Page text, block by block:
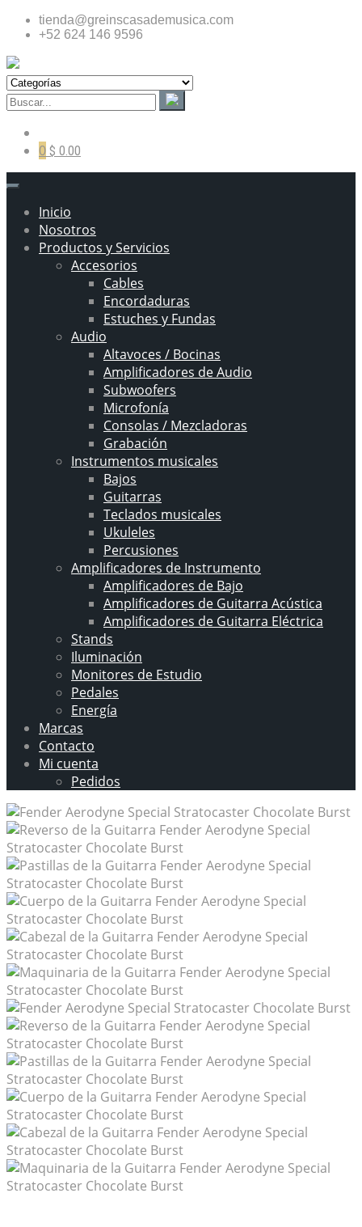
tienda@greinscasademusica.com
+52 624 146 9596
0 $ 0.00
Inicio
Nosotros
Productos y Servicios
Accesorios
Cables
Encordaduras
Estuches y Fundas
Audio
Altavoces / Bocinas
Amplificadores de Audio
Subwoofers
Microfonía
Consolas / Mezcladoras
Grabación
Instrumentos musicales
Bajos
Guitarras
Teclados musicales
Ukuleles
Percusiones
Amplificadores de Instrumento
Amplificadores de Bajo
Amplificadores de Guitarra Acústica
Amplificadores de Guitarra Eléctrica
Stands
Iluminación
Monitores de Estudio
Pedales
Energía
Marcas
Contacto
Mi cuenta
Pedidos